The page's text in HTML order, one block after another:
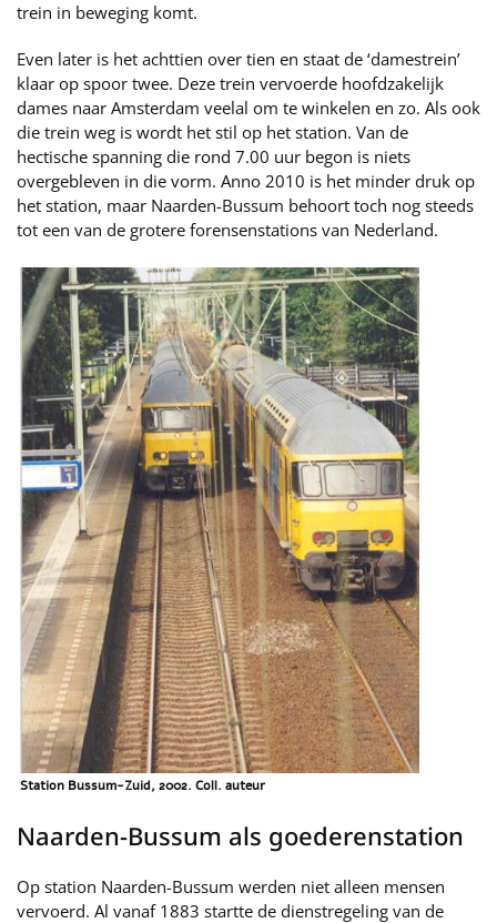
trein in beweging komt.
Even later is het achttien over tien en staat de ‘damestrein’
klaar op spoor twee. Deze trein vervoerde hoofdzakelijk
dames naar Amsterdam veelal om te winkelen en zo. Als ook
die trein weg is wordt het stil op het station. Van de
hectische spanning die rond 7.00 uur begon is niets
overgebleven in die vorm. Anno 2010 is het minder druk op
het station, maar Naarden-Bussum behoort toch nog steeds
tot een van de grotere forensenstations van Nederland.
Station Bussum-Zuid, 2002. Coll. auteur
Naarden-Bussum als goederenstation
Op station Naarden-Bussum werden niet alleen mensen
vervoerd. Al vanaf 1883 startte de dienstregeling van de